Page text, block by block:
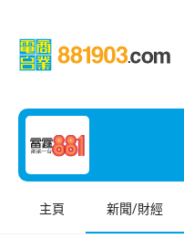
主頁 新聞/財經